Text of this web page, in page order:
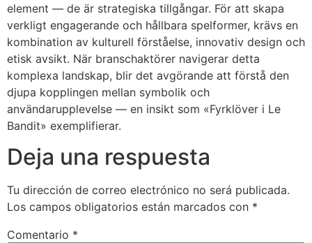
element — de är strategiska tillgångar. För att skapa
verkligt engagerande och hållbara spelformer, krävs en
kombination av kulturell förståelse, innovativ design och
etisk avsikt. När branschaktörer navigerar detta
komplexa landskap, blir det avgörande att förstå den
djupa kopplingen mellan symbolik och
användarupplevelse — en insikt som «Fyrklöver i Le
Bandit» exemplifierar.
Deja una respuesta
Tu dirección de correo electrónico no será publicada.
Los campos obligatorios están marcados con *
Comentario *